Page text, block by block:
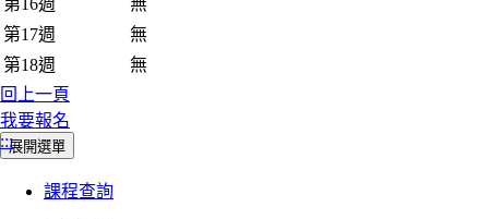
第16週
無
第17週
無
第18週
無
回上一頁
我要報名
:::展開選單
課程查詢